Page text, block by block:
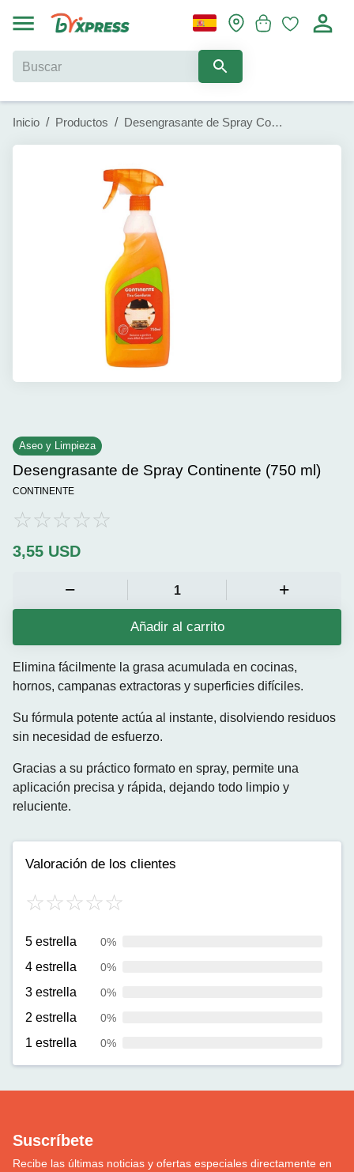
Inicio / Productos / Desengrasante de Spray Continente (750 ml)
Aseo y Limpieza
Desengrasante de Spray Continente (750 ml)
CONTINENTE
3,55 USD
Añadir al carrito
Elimina fácilmente la grasa acumulada en cocinas,
hornos, campanas extractoras y superficies difíciles.
Su fórmula potente actúa al instante, disolviendo residuos
sin necesidad de esfuerzo.
Gracias a su práctico formato en spray, permite una
aplicación precisa y rápida, dejando todo limpio y
reluciente.
Valoración de los clientes
5 estrella 0%
4 estrella 0%
3 estrella 0%
2 estrella 0%
1 estrella 0%
Suscríbete
Recibe las últimas noticias y ofertas especiales directamente en